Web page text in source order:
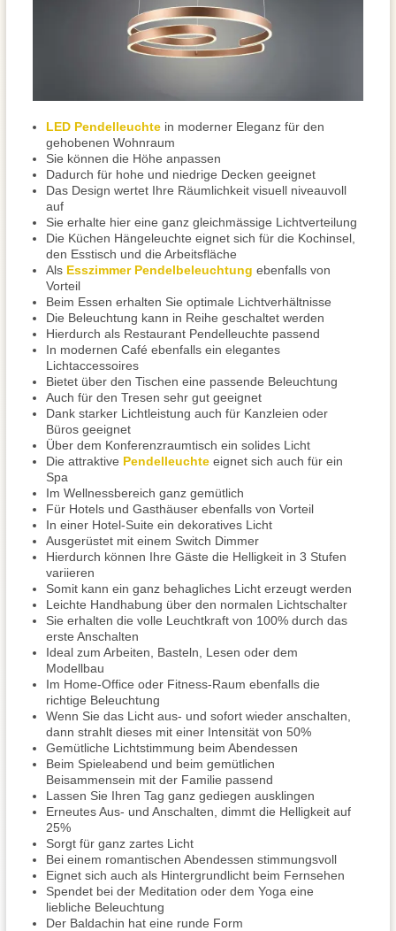
LED Pendelleuchte in moderner Eleganz für den
gehobenen Wohnraum
Sie können die Höhe anpassen
Dadurch für hohe und niedrige Decken geeignet
Das Design wertet Ihre Räumlichkeit visuell niveauvoll
auf
Sie erhalte hier eine ganz gleichmässige Lichtverteilung
Die Küchen Hängeleuchte eignet sich für die Kochinsel,
den Esstisch und die Arbeitsfläche
Als Esszimmer Pendelbeleuchtung ebenfalls von
Vorteil
Beim Essen erhalten Sie optimale Lichtverhältnisse
Die Beleuchtung kann in Reihe geschaltet werden
Hierdurch als Restaurant Pendelleuchte passend
In modernen Café ebenfalls ein elegantes
Lichtaccessoires
Bietet über den Tischen eine passende Beleuchtung
Auch für den Tresen sehr gut geeignet
Dank starker Lichtleistung auch für Kanzleien oder
Büros geeignet
Über dem Konferenzraumtisch ein solides Licht
Die attraktive Pendelleuchte eignet sich auch für ein
Spa
Im Wellnessbereich ganz gemütlich
Für Hotels und Gasthäuser ebenfalls von Vorteil
In einer Hotel-Suite ein dekoratives Licht
Ausgerüstet mit einem Switch Dimmer
Hierdurch können Ihre Gäste die Helligkeit in 3 Stufen
variieren
Somit kann ein ganz behagliches Licht erzeugt werden
Leichte Handhabung über den normalen Lichtschalter
Sie erhalten die volle Leuchtkraft von 100% durch das
erste Anschalten
Ideal zum Arbeiten, Basteln, Lesen oder dem
Modellbau
Im Home-Office oder Fitness-Raum ebenfalls die
richtige Beleuchtung
Wenn Sie das Licht aus- und sofort wieder anschalten,
dann strahlt dieses mit einer Intensität von 50%
Gemütliche Lichtstimmung beim Abendessen
Beim Spieleabend und beim gemütlichen
Beisammensein mit der Familie passend
Lassen Sie Ihren Tag ganz gediegen ausklingen
Erneutes Aus- und Anschalten, dimmt die Helligkeit auf
25%
Sorgt für ganz zartes Licht
Bei einem romantischen Abendessen stimmungsvoll
Eignet sich auch als Hintergrundlicht beim Fernsehen
Spendet bei der Meditation oder dem Yoga eine
liebliche Beleuchtung
Der Baldachin hat eine runde Form